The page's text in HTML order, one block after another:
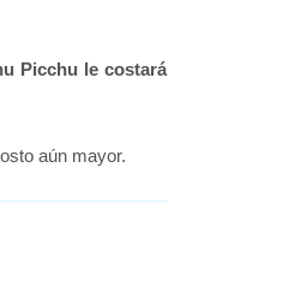
Picchu le costará
aún mayor.